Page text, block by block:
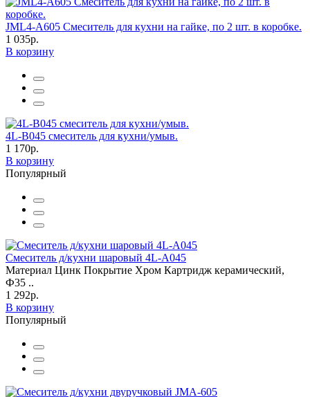
JML4-A605 Смеситель для кухни на гайке, по 2 шт. в коробке.
1 035р.
В корзину
4L-B045 смеситель для кухни/умыв.
1 170р.
В корзину
Популярный
Смеситель д/кухни шаровый 4L-A045
Материал Цинк Покрытие Хром Картридж керамический,
Ф35 ..
1 292р.
В корзину
Популярный